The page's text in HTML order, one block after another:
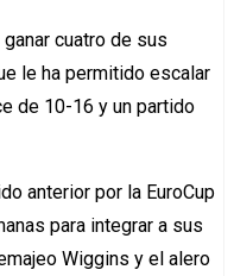
cuatro de sus
le ha permitido escalar
de 10-16 y un partido
anterior por la EuroCup
para integrar a sus
Wiggins y el alero